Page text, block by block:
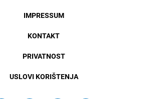
IMPRESSUM
KONTAKT
PRIVATNOST
USLOVI KORIŠTENJA